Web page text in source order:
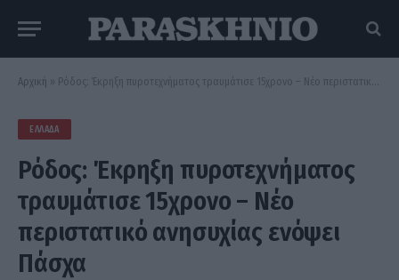
Αρχική » Ρόδος: Έκρηξη πυροτεχνήματος τραυμάτισε 15χρονο – Νέο περιστατικό ανησυχίας ενόψει Πάσχα
ΕΛΛΆΔΑ
Ρόδος: Έκρηξη πυροτεχνήματος
τραυμάτισε 15χρονο – Νέο
περιστατικό ανησυχίας ενόψει
Πάσχα